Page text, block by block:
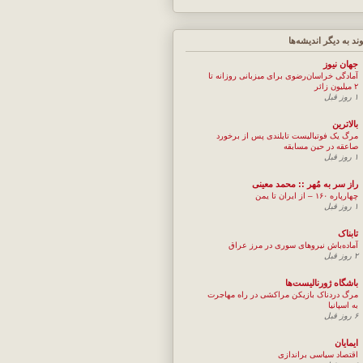
به ديگر انديشه‌ها
جهان نيوز
آمادگی خراسان‌رضوی برای میزبانی روزانه تا
۲ میلیون زائر
۱ روز قبل
بالاترین
مرگ یک فوتبالیست تایلندی پس از برخورد
صاعقه در حین مسابقه
۱ روز قبل
راز سر به مُهر :: محمد معینی
چهارپاره ۱۶۰ – از ایران تا یمن
۱ روز قبل
تابناک
آماده‌باش نیروهای سوری در مرز عراق
۲ روز قبل
باشگاه ژورنالیست‌ها
مرگ دردناک بازیکن مراکشی در راه مهاجرت
به اسپانیا
۶ روز قبل
ایمایان
اقتصاد سیاسی براندازی